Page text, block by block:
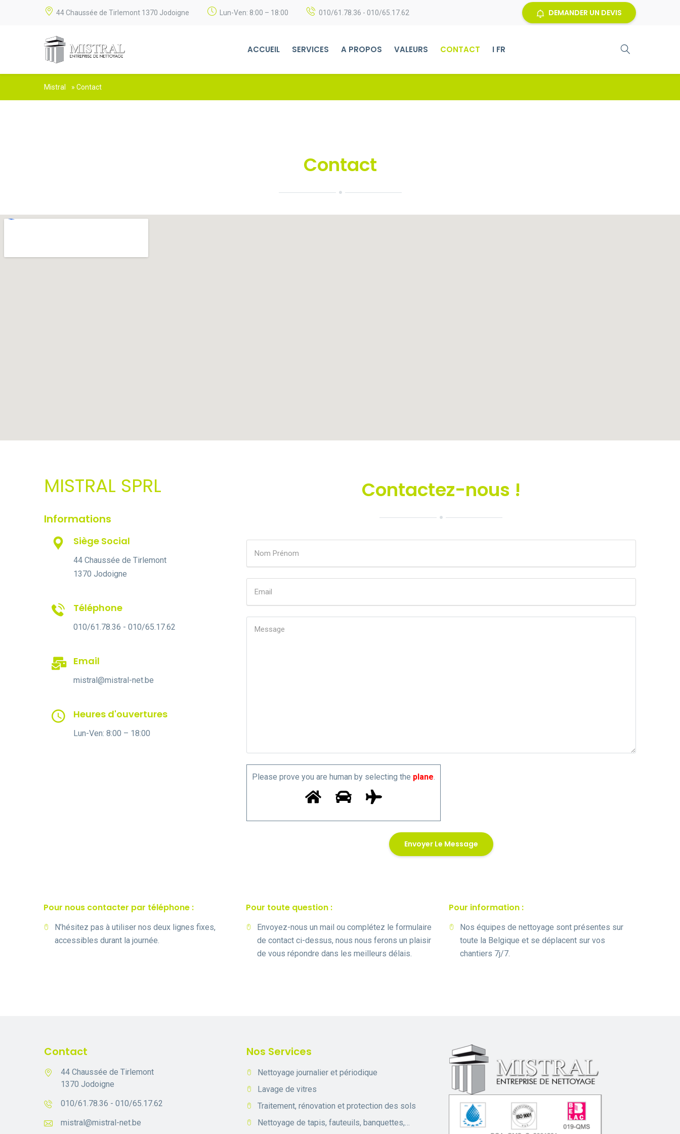
44 Chaussée de Tirlemont 1370 Jodoigne Lun-Ven: 8:00 – 18:00 010/61.78.36 - 010/65.17.62 DEMANDER UN DEVIS
ACCUEIL SERVICES A PROPOS VALEURS CONTACT I FR
Mistral » Contact
Contact
MISTRAL SPRL
Informations
Siège Social
44 Chaussée de Tirlemont
1370 Jodoigne
Téléphone
010/61.78.36 - 010/65.17.62
Email
mistral@mistral-net.be
Heures d'ouvertures
Lun-Ven: 8:00 – 18:00
Contactez-nous !
Please prove you are human by selecting the plane.
Pour nous contacter par téléphone :
N’hésitez pas à utiliser nos deux lignes fixes,
accessibles durant la journée.
Pour toute question :
Envoyez-nous un mail ou complétez le formulaire
de contact ci-dessus, nous nous ferons un plaisir
de vous répondre dans les meilleurs délais.
Pour information :
Nos équipes de nettoyage sont présentes sur
toute la Belgique et se déplacent sur vos
chantiers 7j/7.
Contact
44 Chaussée de Tirlemont
1370 Jodoigne
010/61.78.36 - 010/65.17.62
mistral@mistral-net.be
Nos Services
Nettoyage journalier et périodique
Lavage de vitres
Traitement, rénovation et protection des sols
Nettoyage de tapis, fauteuils, banquettes,…